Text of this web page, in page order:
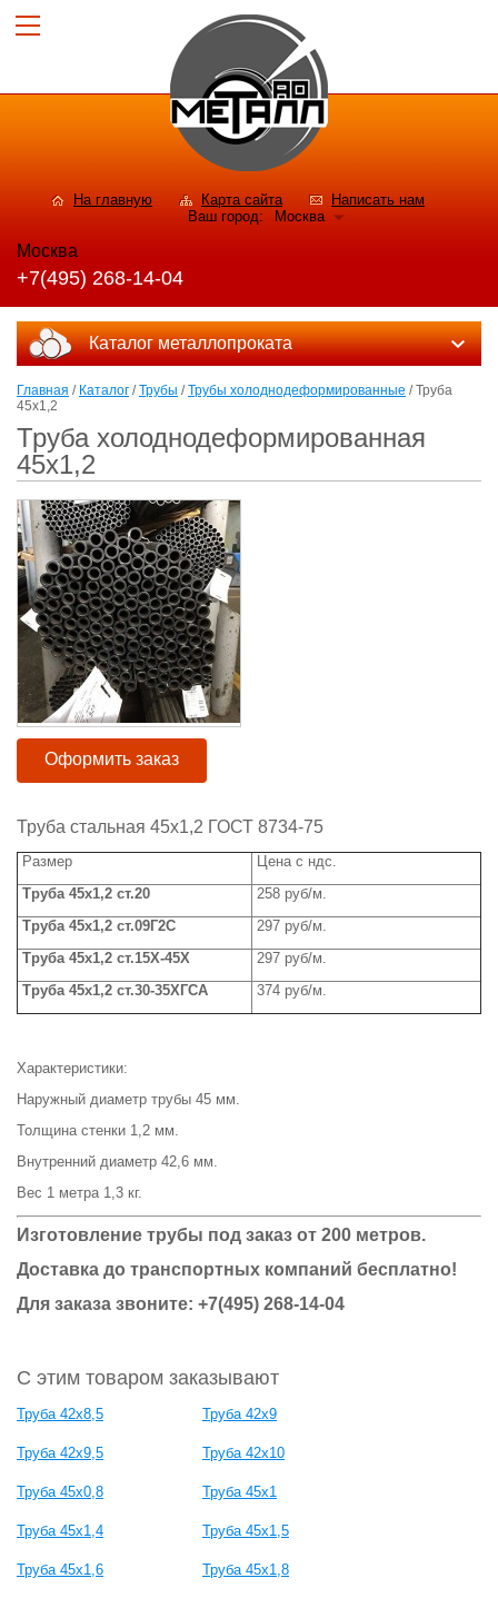
На главную Карта сайта
Написать нам
Ваш город:
Москва
Москва
+7(495) 268-14-04
Каталог металлопроката
Главная / Каталог /Трубы /Трубы холоднодеформированные / Труба
45x1,2
Труба холоднодеформированная
45x1,2
Оформить заказ
Труба стальная 45x1,2 ГОСТ 8734-75
Размер
Цена с ндс.
Труба 45x1,2 ст.20
258 руб/м.
Труба 45x1,2 ст.09Г2С
297 руб/м.
Труба 45x1,2 ст.15Х-45Х 297 руб/м.
Труба 45x1,2 ст.30-35ХГСА 374 руб/м.
Характеристики:
Наружный диаметр трубы 45 мм.
Толщина стенки 1,2 мм.
Внутренний диаметр 42,6 мм.
Вес 1 метра 1,3 кг.
Изготовление трубы под заказ от 200 метров.
Доставка до транспортных компаний бесплатно!
Для заказа звоните: +7(495) 268-14-04
С этим товаром заказывают
Труба 42x8,5 Труба 42x9
Труба 42x9,5 Труба 42x10
Труба 45x0,8 Труба 45x1
Труба 45x1,4 Труба 45x1,5
Труба 45x1,6 Труба 45x1,8